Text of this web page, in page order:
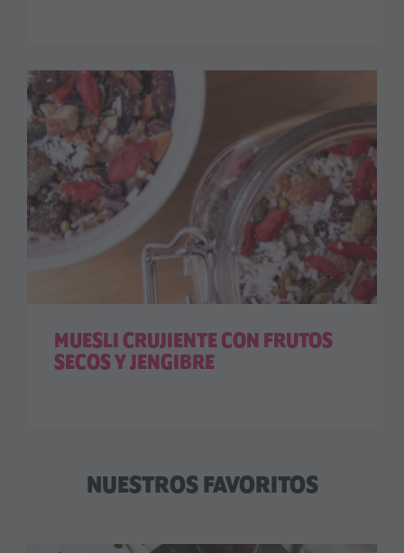
MUESLI CRUJIENTE CON FRUTOS
SECOS Y JENGIBRE
NUESTROS FAVORITOS